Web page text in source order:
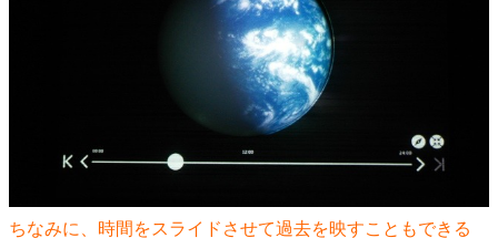
ちなみに、時間をスライドさせて過去を映すこともできる